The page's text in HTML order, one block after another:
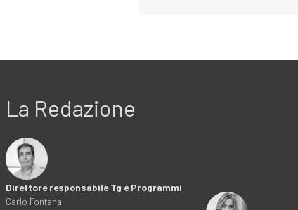
La Redazione
Direttore responsabile Tg e Programmi
Carlo Fontana